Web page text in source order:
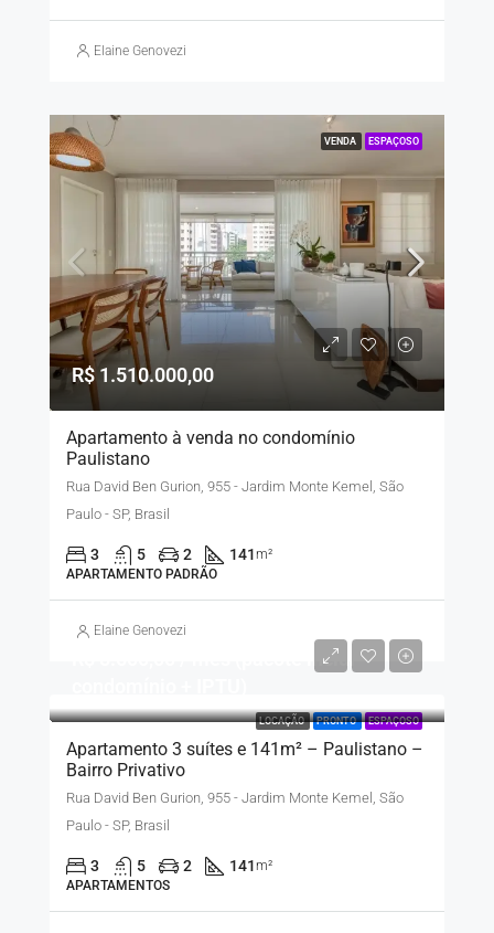
Elaine Genovezi
VENDA ESPAÇOSO
R$ 1.510.000,00
Apartamento à venda no condomínio
Paulistano
Rua David Ben Gurion, 955 - Jardim Monte Kemel, São
Paulo - SP, Brasil
3 5 2 141m²
APARTAMENTO PADRÃO
Elaine Genovezi
LOCAÇÃO PRONTO ESPAÇOSO
R$ 8.500,00 / mês (pacote inclui
Apartamento 3 suítes e 141m² – Paulistano –
Bairro Privativo
Rua David Ben Gurion, 955 - Jardim Monte Kemel, São
Paulo - SP, Brasil
3 5 2 141m²
APARTAMENTOS